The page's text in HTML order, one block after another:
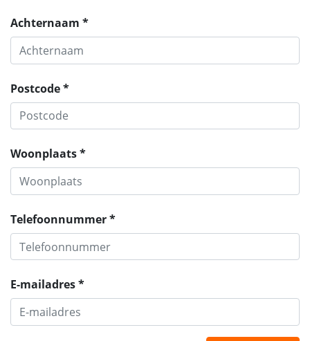
Achternaam *
Postcode *
Woonplaats *
Telefoonnummer *
E-mailadres *